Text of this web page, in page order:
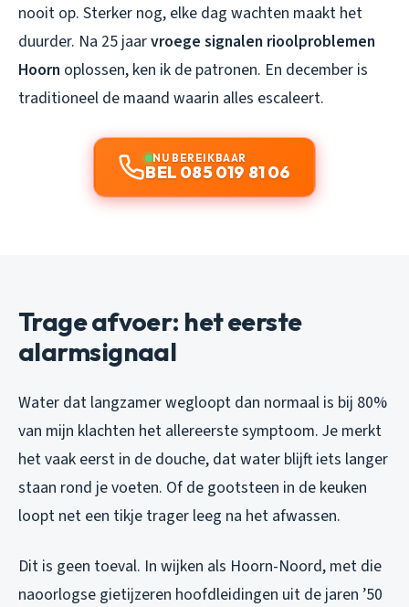
nooit op. Sterker nog, elke dag wachten maakt het
duurder. Na 25 jaarvroege signalen rioolproblemen
Hoorn oplossen, ken ik de patronen. En december is
traditioneel de maand waarin alles escaleert.
NU BEREIKBAAR
BEL 085 019 81 06
Trage afvoer: het eerste
alarmsignaal
Water dat langzamer wegloopt dan normaal is bij 80%
van mijn klachten het allereerste symptoom. Je merkt
het vaak eerst in de douche, dat water blijft iets langer
staan rond je voeten. Of de gootsteen in de keuken
loopt net een tikje trager leeg na het afwassen.
Dit is geen toeval. In wijken als Hoorn-Noord, met die
naoorlogse gietijzeren hoofdleidingen uit de jaren ’50